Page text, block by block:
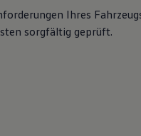
Ihres
sorgfältig geprüft.